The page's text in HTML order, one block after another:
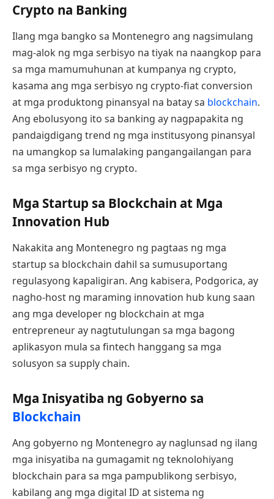
Crypto na Banking
Ilang mga bangko sa Montenegro ang nagsimulang
mag-alok ng mga serbisyo na tiyak na naangkop para
sa mga mamumuhunan at kumpanya ng crypto,
kasama ang mga serbisyo ng crypto-fiat conversion
at mga produktong pinansyal na batay sa blockchain.
Ang ebolusyong ito sa banking ay nagpapakita ng
pandaigdigang trend ng mga institusyong pinansyal
na umangkop sa lumalaking pangangailangan para
sa mga serbisyo ng crypto.
Mga Startup sa Blockchain at Mga
Innovation Hub
Nakakita ang Montenegro ng pagtaas ng mga
startup sa blockchain dahil sa sumusuportang
regulasyong kapaligiran. Ang kabisera, Podgorica, ay
nagho-host ng maraming innovation hub kung saan
ang mga developer ng blockchain at mga
entrepreneur ay nagtutulungan sa mga bagong
aplikasyon mula sa fintech hanggang sa mga
solusyon sa supply chain.
Mga Inisyatiba ng Gobyerno sa
Blockchain
Ang gobyerno ng Montenegro ay naglunsad ng ilang
mga inisyatiba na gumagamit ng teknolohiyang
blockchain para sa mga pampublikong serbisyo,
kabilang ang mga digital ID at sistema ng